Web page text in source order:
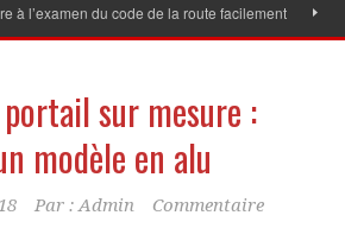
l’examen du code de la route facilement
portail sur mesure :
modèle en alu
Par : Admin
Commentaire